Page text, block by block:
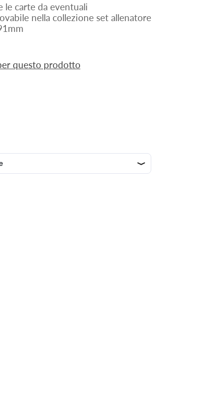
carte da eventuali
nella collezione set allenatore
questo prodotto